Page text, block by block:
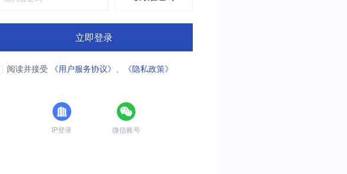
立即登录
阅读并接受 《用户服务协议》 、 《隐私政策》
IP登录 微信账号